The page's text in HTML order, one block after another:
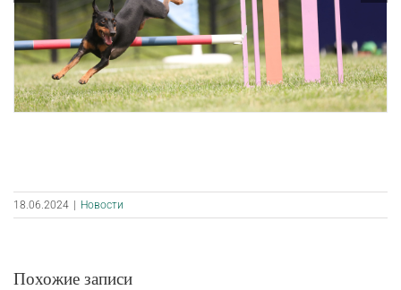
18.06.2024 Новости
Похожие записи